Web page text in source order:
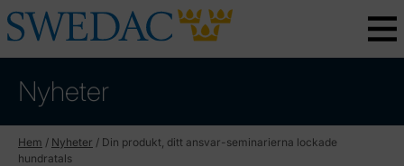
Nyheter
Hem / Nyheter / Din produkt, ditt ansvar-seminarierna lockade
hundratals